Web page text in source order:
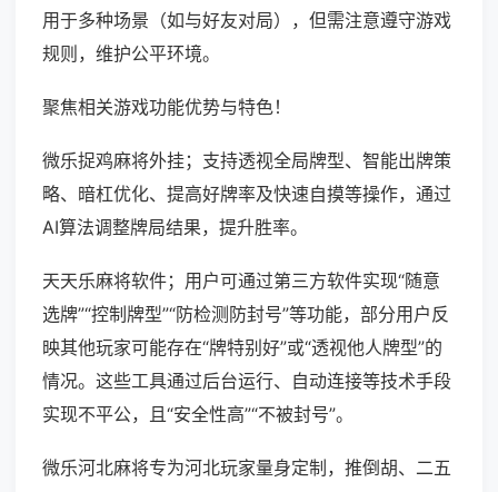
用于多种场景（如与好友对局），但需注意遵守游戏
规则，维护公平环境。
聚焦相关游戏功能优势与特色！
微乐捉鸡麻将外挂；支持透视全局牌型、智能出牌策
略、暗杠优化、提高好牌率及快速自摸等操作，通过
AI算法调整牌局结果，提升胜率。
天天乐麻将软件；用户可通过第三方软件实现“随意
选牌”“控制牌型”“防检测防封号”等功能，部分用户反
映其他玩家可能存在“牌特别好”或“透视他人牌型”的
情况。这些工具通过后台运行、自动连接等技术手段
实现不平公，且“安全性高”“不被封号”。
微乐河北麻将专为河北玩家量身定制，推倒胡、二五